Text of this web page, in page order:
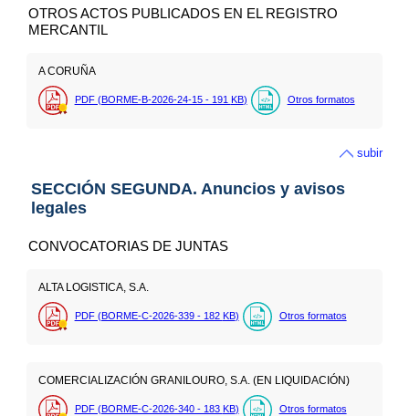
OTROS ACTOS PUBLICADOS EN EL REGISTRO
MERCANTIL
A CORUÑA
PDF (BORME-B-2026-24-15 - 191 KB) Otros formatos
subir
SECCIÓN SEGUNDA. Anuncios y avisos
legales
CONVOCATORIAS DE JUNTAS
ALTA LOGISTICA, S.A.
PDF (BORME-C-2026-339 - 182 KB) Otros formatos
COMERCIALIZACIÓN GRANILOURO, S.A. (EN LIQUIDACIÓN)
PDF (BORME-C-2026-340 - 183 KB) Otros formatos